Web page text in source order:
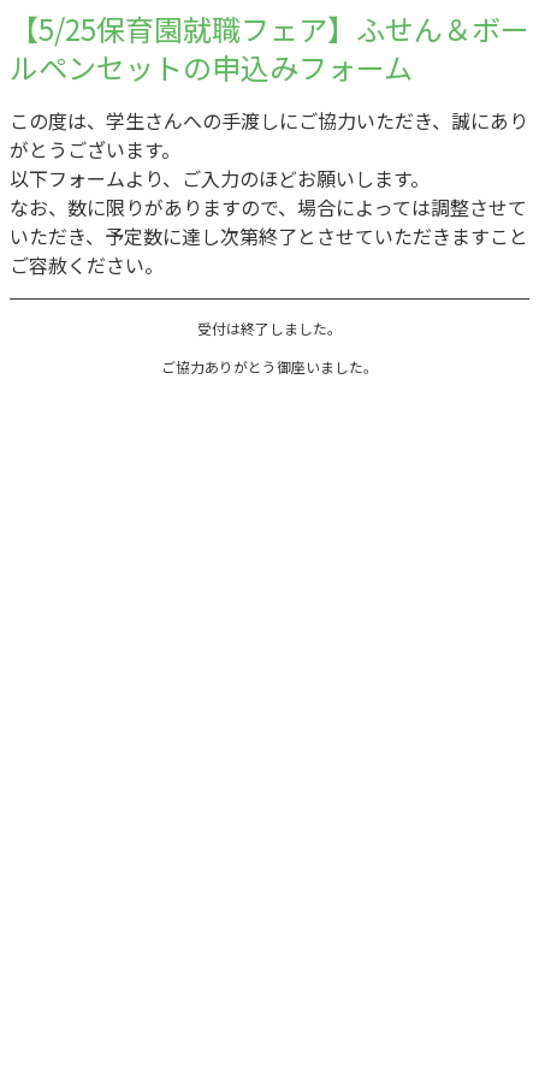
【5/25保育園就職フェア】ふせん＆ボー
ルペンセットの申込みフォーム
この度は、学生さんへの手渡しにご協力いただき、誠にあり
がとうございます。
以下フォームより、ご入力のほどお願いします。
なお、数に限りがありますので、場合によっては調整させて
いただき、予定数に達し次第終了とさせていただきますこと
ご容赦ください。
ご協力ありがとう御座いました。